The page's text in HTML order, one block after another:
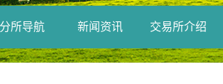
分所导航 新闻资讯 交易所介绍